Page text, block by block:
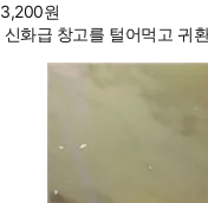
3,200원
신화급 창고를 털어먹고 귀